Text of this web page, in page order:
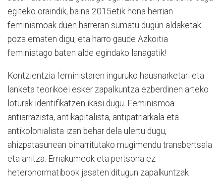
egiteko oraindik, baina 2015etik hona herrian
feminismoak duen harreran sumatu dugun aldaketak
poza ematen digu, eta harro gaude Azkoitia
feministago baten alde egindako lanagatik!
Kontzientzia feministaren inguruko hausnarketari eta
lanketa teorikoei esker zapalkuntza ezberdinen arteko
loturak identifikatzen ikasi dugu. Feminismoa
antiarrazista, antikapitalista, antipatriarkala eta
antikolonialista izan behar dela ulertu dugu,
ahizpatasunean oinarritutako mugimendu transbertsala
eta anitza. Emakumeok eta pertsona ez
heteronormatibook jasaten ditugun zapalkuntzak